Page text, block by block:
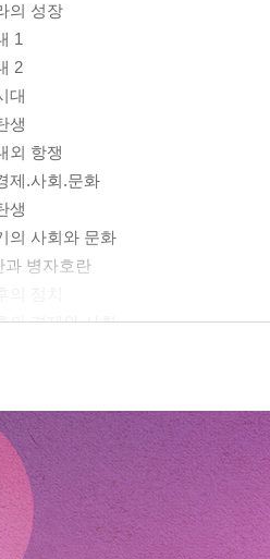
의 성장
1
2
대
생
외 항쟁
제.사회.문화
생
의 사회와 문화
과 병자호란
의 경제와 사회
군의 정책과 개항
~대한 제국
과 국권 수호 운동
민 지배 정책
기 항일 운동
전쟁
와 경제의 발전, 통일을 위한 노력